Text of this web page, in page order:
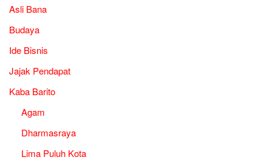
Asli Bana
Budaya
Ide Bisnis
Jajak Pendapat
Kaba Barito
Agam
Dharmasraya
Lima Puluh Kota